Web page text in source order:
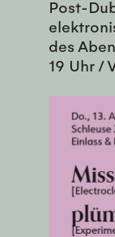
Post-
des
19 Uhr /